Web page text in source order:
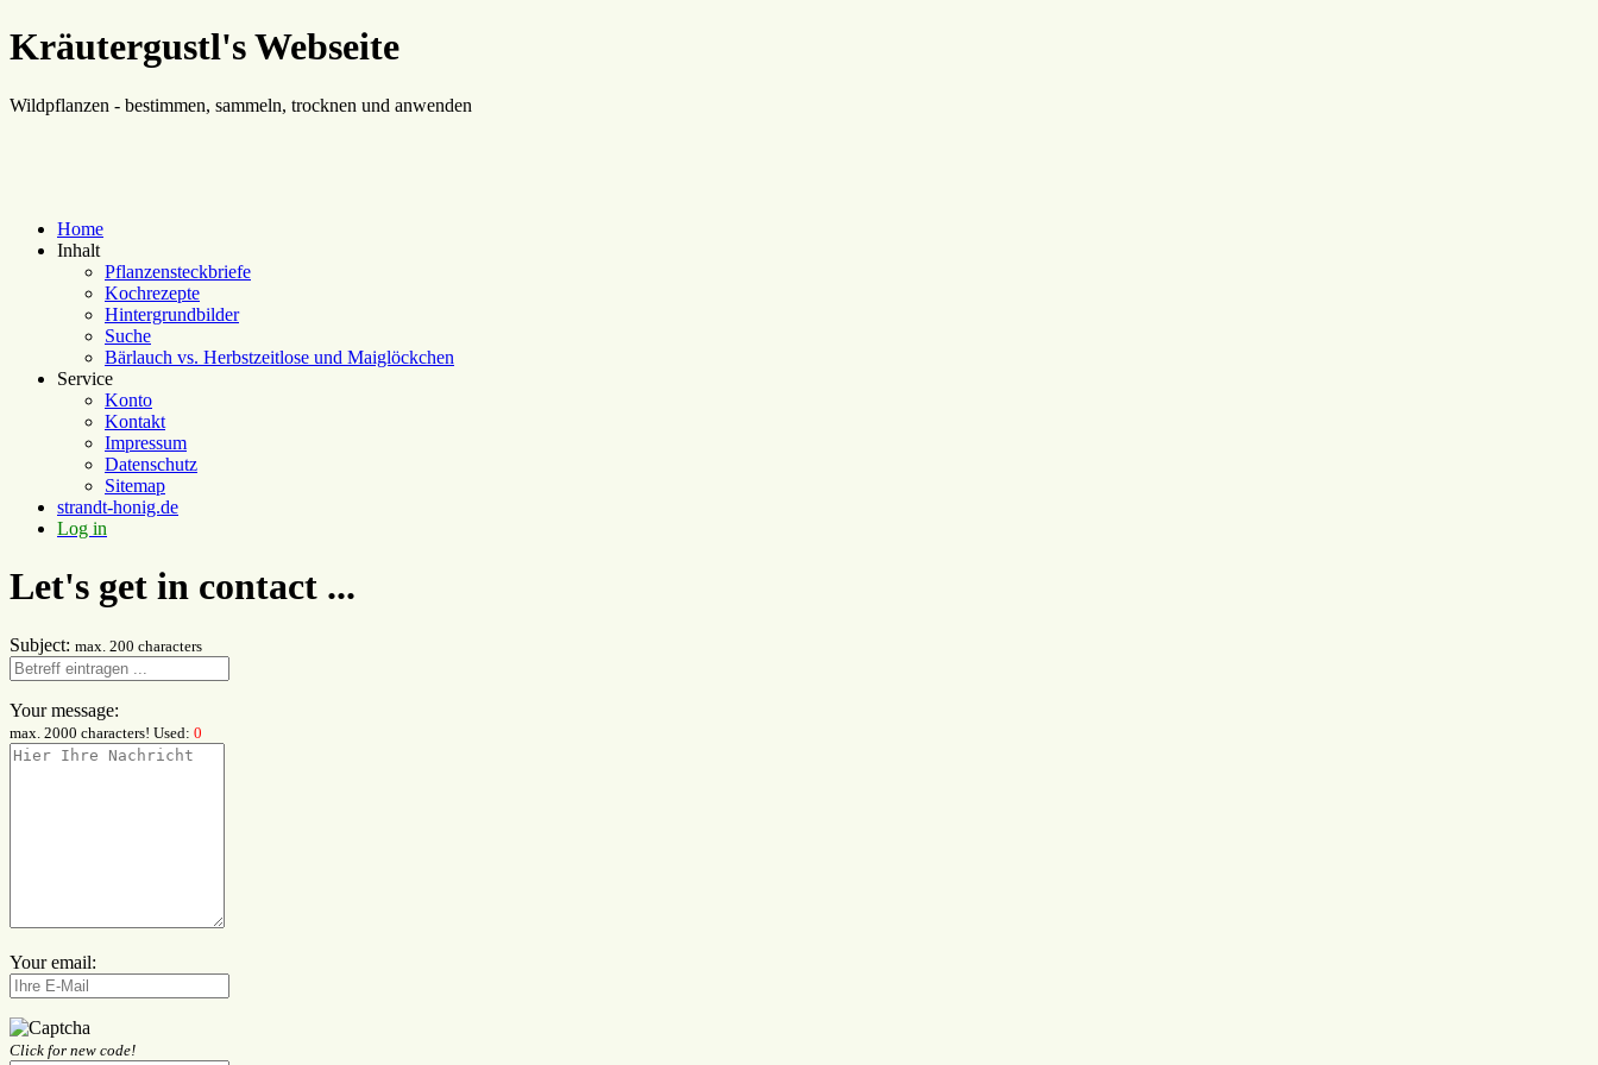
Kräutergustl's Webseite
Wildpflanzen - bestimmen, sammeln, trocknen und anwenden
Home
Inhalt
Pflanzensteckbriefe
Kochrezepte
Hintergrundbilder
Suche
Bärlauch vs. Herbstzeitlose und Maiglöckchen
Service
Konto
Kontakt
Impressum
Datenschutz
Sitemap
strandt-honig.de
Log in
Let's get in contact ...
Subject: max. 200 characters
Your message:
max. 2000 characters! Used: 0
Your email:
Click for new code!